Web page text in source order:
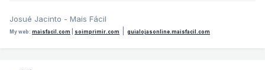
Josué Jacinto - Mais Fácil
My web: maisfacil.com soimprimir.com guialojasonline.maisfacil.com